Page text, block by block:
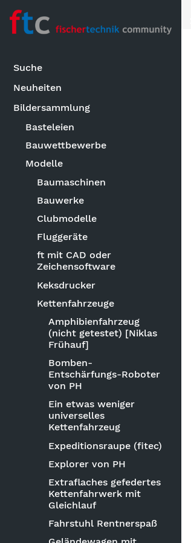
Suche
Neuheiten
Bildersammlung
Basteleien
Bauwettbewerbe
Modelle
Baumaschinen
Bauwerke
Clubmodelle
Fluggeräte
ft mit CAD oder
Zeichensoftware
Keksdrucker
Kettenfahrzeuge
Amphibienfahrzeug
(nicht getestet) [Niklas
Frühauf]
Bomben-
Entschärfungs-Roboter
von PH
Ein etwas weniger
universelles
Kettenfahrzeug
Expeditionsraupe (fitec)
Explorer von PH
Extraflaches gefedertes
Kettenfahrwerk mit
Gleichlauf
Fahrstuhl Rentnerspaß